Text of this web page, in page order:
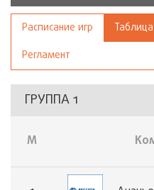
Турнир компаний
Расписание игр Таблица
Регламент
ГРУППА 1
М